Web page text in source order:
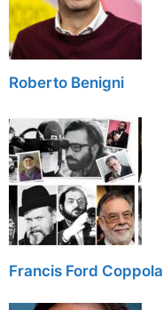
Roberto Benigni
Francis Ford Coppola